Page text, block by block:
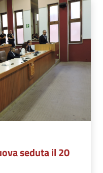
seduta il 20